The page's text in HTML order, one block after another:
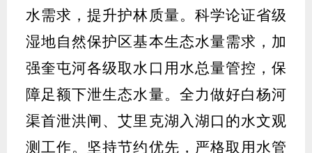
水需求，提升护林质量。科学论证省级
湿地自然保护区基本生态水量需求，加
强奎屯河各级取水口用水总量管控 ，保
障足额下泄生态水量。全力做好白杨河
渠首泄洪闸、艾里克湖入湖口的水文观
测工作。 坚持节约优先， 严格取用水管